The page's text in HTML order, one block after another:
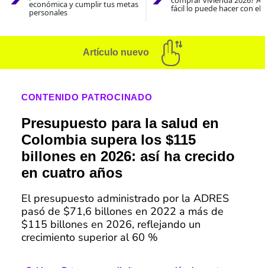
económica y cumplir tus metas
personales fácil lo puede hacer con el
Artículo nuevo
CONTENIDO PATROCINADO
Presupuesto para la salud en
Colombia supera los $115
billones en 2026: así ha crecido
en cuatro años
El presupuesto administrado por la ADRES
pasó de $71,6 billones en 2022 a más de
$115 billones en 2026, reflejando un
crecimiento superior al 60 %